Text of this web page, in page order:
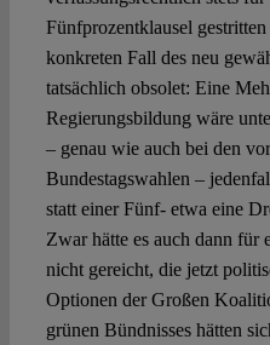
Fünfprozentklausel
konkreten Fall des neu
tatsächlich obsolet: Eine
Regierungsbildung wäre
– genau wie auch bei den
Bundestagswahlen –
statt einer Fünf- etwa eine
Zwar hätte es auch dann für
nicht gereicht, die jetzt
Optionen der Großen
grünen Bündnisses hätten